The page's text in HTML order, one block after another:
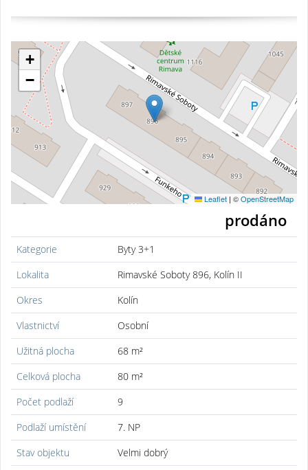
+
−
Leaflet | ©OpenStreetMap
prodáno
Kategorie
Byty 3+1
Lokalita
Rimavské Soboty 896, Kolín II
Okres
Kolín
Vlastnictví
Osobní
Užitná plocha
68 m²
Celková plocha
80 m²
Počet podlaží
9
Podlaží umístění
7. NP
Stav objektu
Velmi dobrý